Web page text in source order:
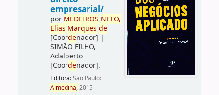
empresarial/
por MEDEIROS NETO,
Elias Marques de
[Coordenador] |
SIMÃO FILHO,
Adalberto
[Coordenador].
Editora:São Paulo:
Almedina,2015